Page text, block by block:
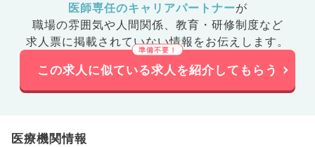
医師専任のキャリアパートナーが
職場の雰囲気や人間関係、 教育・研修制度など
求人票に掲載されていない情報をお伝えします。
この求人に似ている求人を紹介してもらう
医療機関情報